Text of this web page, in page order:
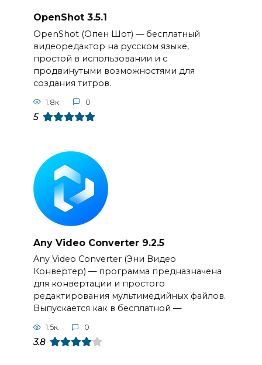
OpenShot 3.5.1
OpenShot (Опен Шот) — бесплатный
видеоредактор на русском языке,
простой в использовании и с
продвинутыми возможностями для
создания титров.
1.8к. 0
5
Any Video Converter 9.2.5
Any Video Converter (Эни Видео
Конвертер) — программа предназначена
для конвертации и простого
редактирования мультимедийных файлов.
Выпускается как в бесплатной —
1.5к. 0
3.8